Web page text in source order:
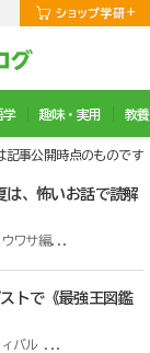
学 趣味・実用 教
事公開時点のものです
は、怖いお話で読解
ワサ編...
トで《最強王図鑑
バル ...